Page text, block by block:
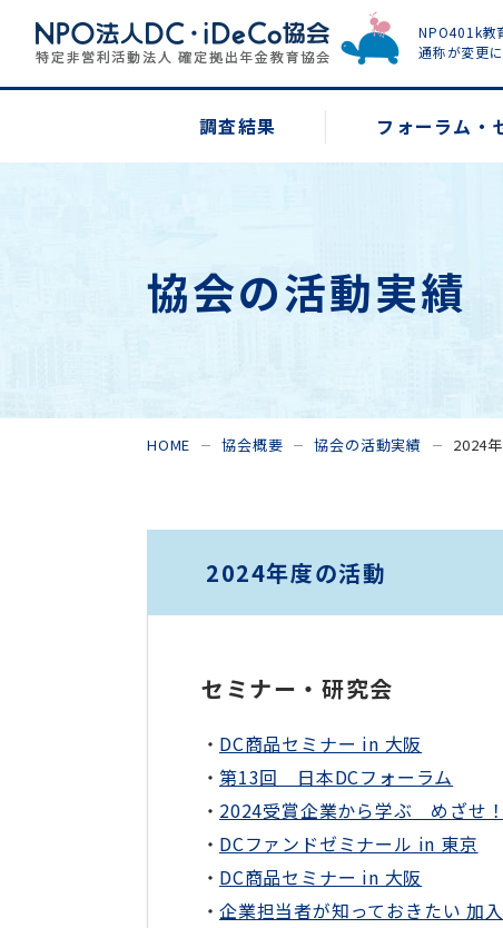
NPO401k教
通称が変更
調査結果 フォーラム・
協会の活動実績
HOME 協会概要 協会の活動実績 2024
2024年度の活動
セミナー・研究会
DC商品セミナー in 大阪
第13回 日本DCフォーラム
2024受賞企業から学ぶ めざせ
DCファンドゼミナール in 東京
DC商品セミナー in 大阪
企業担当者が知っておきたい 加